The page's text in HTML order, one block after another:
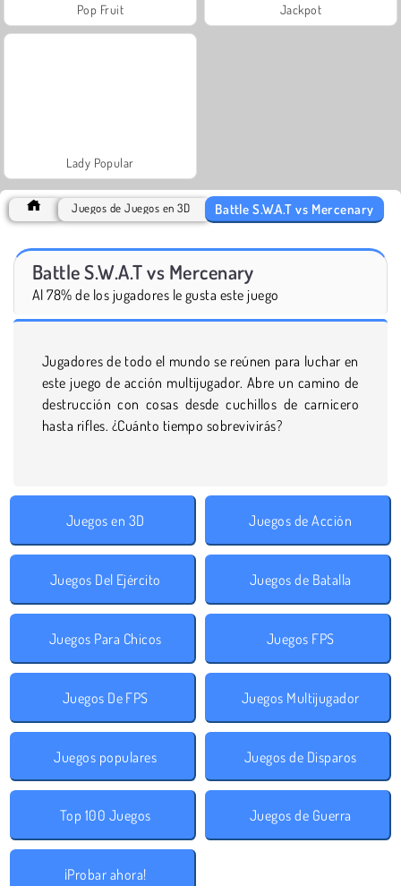
Pop Fruit Jackpot
Lady Popular
Juegos de Juegos en 3D Battle S.W.A.T vs Mercenary
Battle S.W.A.T vs Mercenary
Al 78% de los jugadores le gusta este juego
Jugadores de todo el mundo se reúnen para luchar en
este juego de acción multijugador. Abre un camino de
destrucción con cosas desde cuchillos de carnicero
hasta rifles. ¿Cuánto tiempo sobrevivirás?
Juegos en 3D Juegos de Acción
Juegos Del Ejército Juegos de Batalla
Juegos Para Chicos Juegos FPS
Juegos De FPS Juegos Multijugador
Juegos populares Juegos de Disparos
Top 100 Juegos Juegos de Guerra
¡Probar ahora!